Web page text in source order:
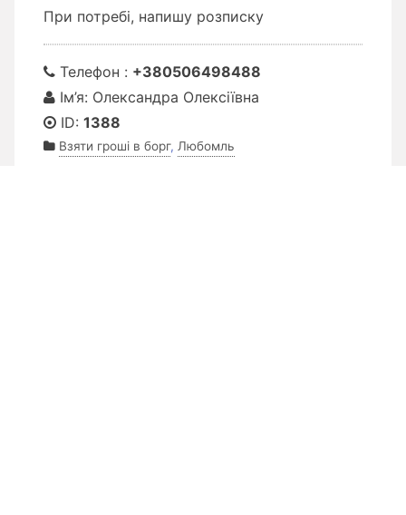
При потребі, напишу розписку
Телефон : +380506498488
Ім’я: Олександра Олексіївна
ID: 1388
Взяти гроші в борг, Любомль